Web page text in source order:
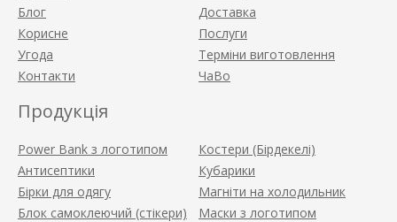
Блог
Корисне
Угода
Контакти
Доставка
Послуги
Терміни виготовлення
ЧаВо
Продукція
Power Bank з логотипом
Антисептики
Бірки для одягу
Блок самоклеючий (стікери)
Костери (Бірдекелі)
Кубарики
Магніти на холодильник
Маски з логотипом